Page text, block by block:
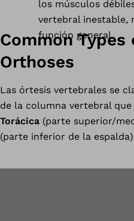
los músculos
vertebral inestable,
función general.
Common Types
Orthoses
Las órtesis vertebrales se
de la columna vertebral
Torácica (parte superior/
(parte inferior de la